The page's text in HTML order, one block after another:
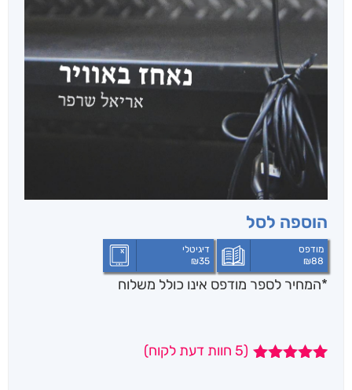
הוספה לסל
מודפס
₪88
דיגיטלי
₪35
*המחיר לספר מודפס אינו כולל משלוח
(
5 חוות דעת לקוח)